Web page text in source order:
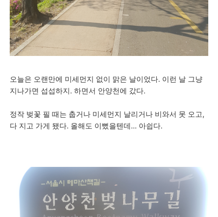
오늘은 오랜만에 미세먼지 없이 맑은 날이었다. 이런 날 그냥
지나가면 섭섭하지. 하면서 안양천에 갔다.
정작 벚꽃 필 때는 춥거나 미세먼지 날리거나 비와서 못 오고,
다 지고 가게 됐다. 올해도 이뻤을텐데... 아쉽다.